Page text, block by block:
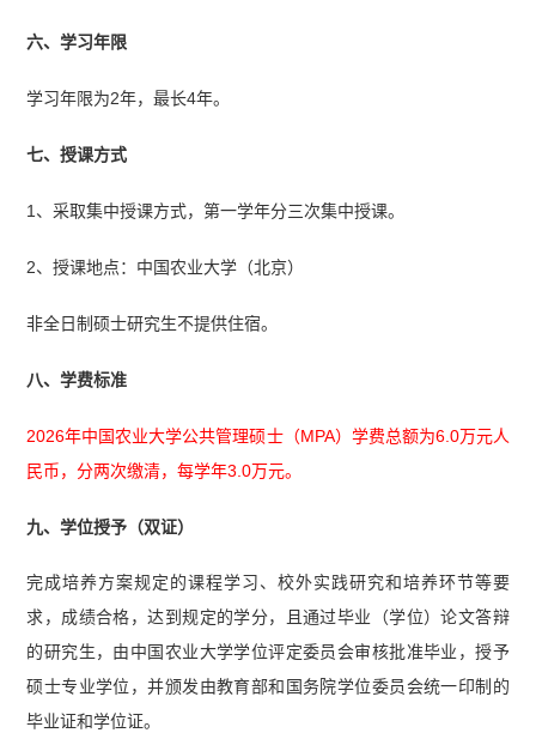
六、学习年限
学习年限为2年，最长4年。
七、授课方式
1、采取集中授课方式，第一学年分三次集中授课。
2、授课地点：中国农业大学（北京）
非全日制硕士研究生不提供住宿。
八、学费标准
2026年中国农业大学公共管理硕士（MPA）学费总额为6.0万元人
民币，分两次缴清，每学年3.0万元。
九、学位授予（双证）
完成培养方案规定的课程学习、校外实践研究和培养环节等要
求，成绩合格，达到规定的学分，且通过毕业（学位）论文答辩
的研究生，由中国农业大学学位评定委员会审核批准毕业，授予
硕士专业学位，并颁发由教育部和国务院学位委员会统一印制的
毕业证和学位证。